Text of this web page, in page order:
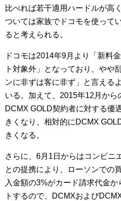
比べれば若干適用ハードルが高
ついては家族でドコモを使って
ると考えられる。
ドコモは2014年9月より「新料
ト対象外」となっており、やや
ンに非ずは客に非ず」と言える
いる。加えて、2015年12月から
DCMX GOLD契約者に対する優
きくなり、相対的にDCMX
きくなる。
さらに、6月1日からはコンビニ
との提携により、ローソンでの
入金額の3%がカード請求代金
トするので、DCMXおよび